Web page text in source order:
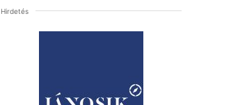
Hirdetés